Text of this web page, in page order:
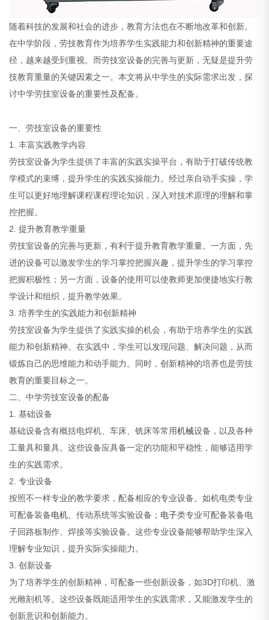
随着科技的发展和社会的进步，教育方法也在不断地改革和创新。
在中学阶段，劳技教育作为培养学生实践能力和创新精神的重要途
径，越来越受到重视。而劳技室设备的完善与更新，无疑是提升劳
技教育重量的关键因素之一。本文将从中学生的实际需求出发，探
讨中学劳技室设备的重要性及配备。
一、劳技室设备的重要性
1. 丰富实践教学内容
劳技室设备为学生提供了丰富的实践实操平台，有助于打破传统教
学模式的束缚，提升学生的实践实操能力。经过亲自动手实操，学
生可以更好地理解课程课程理论知识，深入对技术原理的理解和掌
控把握。
2. 提升教育教学重量
劳技室设备的完善与更新，有利于提升教育教学重量。一方面，先
进的设备可以激发学生的学习掌控把握兴趣，提升学生的学习掌控
把握积极性；另一方面，设备的使用可以使教师更加便捷地实行教
学设计和组织，提升教学效果。
3. 培养学生的实践能力和创新精神
劳技室设备为学生提供了实践实操的机会，有助于培养学生的实践
能力和创新精神。在实践中，学生可以发现问题、解决问题，从而
锻炼自己的思维能力和动手能力。同时，创新精神的培养也是劳技
教育的重要目标之一。
二、中学劳技室设备的配备
1. 基础设备
基础设备含有概括电焊机、车床、铣床等常用机械设备，以及各种
工量具和量具。这些设备应具备一定的功能和平稳性，能够适用学
生的实践需求。
2. 专业设备
按照不一样专业的教学要求，配备相应的专业设备。如机电类专业
可配备装备电机、传动系统等实验设备； 电子类专业可配备装备电
子回路板制作、焊接等实验设备。这些专业设备能够帮助学生深入
理解专业知识，提升实际实操能力。
3. 创新设备
为了培养学生的创新精神，可配备一些创新设备，如3D打印机、激
光雕刻机等。这些设备既能适用学生的实践需求，又能激发学生的
创新意识和创新能力。